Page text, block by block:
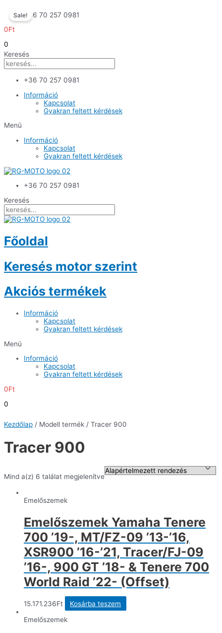
content
+36 70 257 0981
0Ft
0
Keresés
+36 70 257 0981
Információ
Kapcsolat
Gyakran feltett kérdések
Menü
Információ
Kapcsolat
Gyakran feltett kérdések
+36 70 257 0981
Keresés
Főoldal
Keresés motor szerint
Akciós termékek
Információ
Kapcsolat
Gyakran feltett kérdések
Menü
Információ
Kapcsolat
Gyakran feltett kérdések
0Ft
0
Kezdőlap / Modell termék / Tracer 900
Tracer 900
Mind a(z) 6 találat megjelenítve
Emelőszemek
Emelőszemek Yamaha Tenere
700 ’19-, MT/FZ-09 ’13-’16,
XSR900 ’16-’21, Tracer/FJ-09
’16-, 900 GT ’18- & Tenere 700
World Raid ’22- (Offset)
15.171.236Ft
Kosárba teszem
Emelőszemek
Sale!